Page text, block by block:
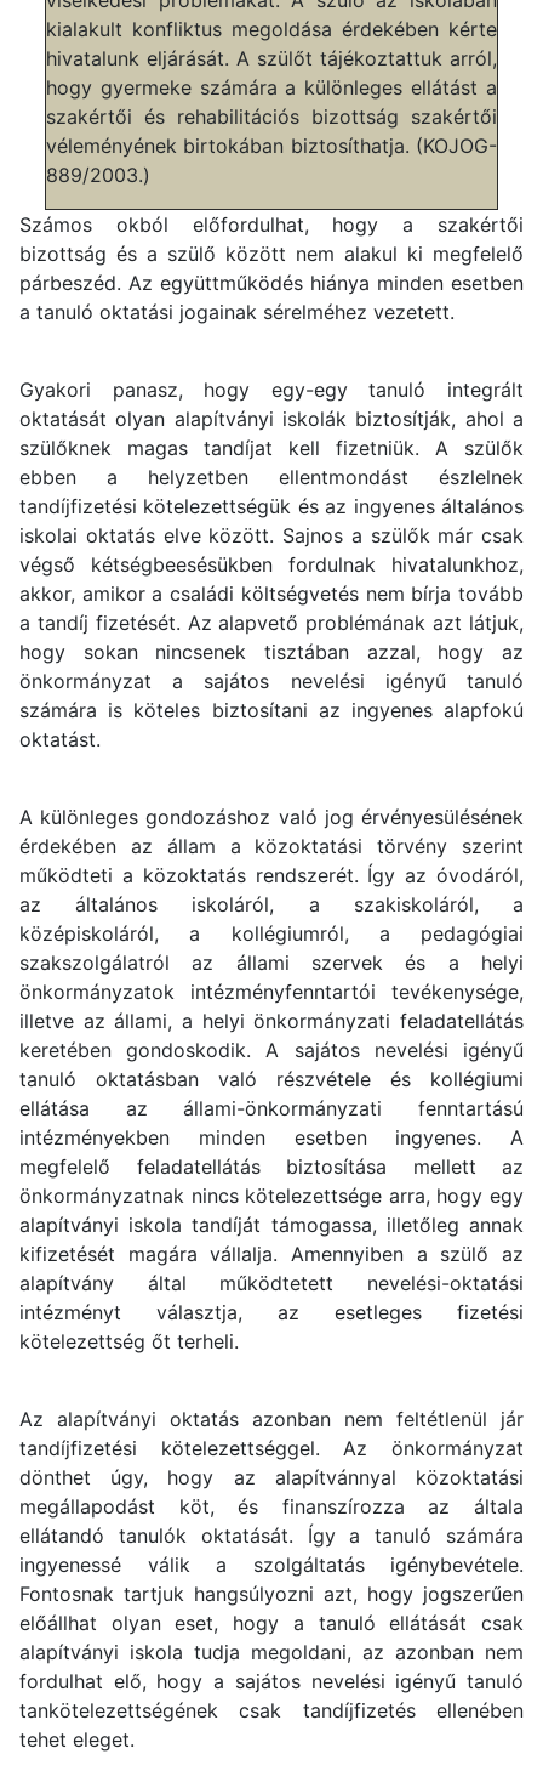
kialakult konfliktus megoldása érdekében kérte
hivatalunk eljárását. A szülőt tájékoztattuk arról,
hogy gyermeke számára a különleges ellátást a
szakértői és rehabilitációs bizottság szakértői
véleményének birtokában biztosíthatja. (KOJOG-
889/2003.)
Számos okból előfordulhat, hogy a szakértői
bizottság és a szülő között nem alakul ki megfelelő
párbeszéd. Az együttműködés hiánya minden esetben
a tanuló oktatási jogainak sérelméhez vezetett.
Gyakori panasz, hogy egy-egy tanuló integrált
oktatását olyan alapítványi iskolák biztosítják, ahol a
szülőknek magas tandíjat kell fizetniük. A szülők
ebben a helyzetben ellentmondást észlelnek
tandíjfizetési kötelezettségük és az ingyenes általános
iskolai oktatás elve között. Sajnos a szülők már csak
végső kétségbeesésükben fordulnak hivatalunkhoz,
akkor, amikor a családi költségvetés nem bírja tovább
a tandíj fizetését. Az alapvető problémának azt látjuk,
hogy sokan nincsenek tisztában azzal, hogy az
önkormányzat a sajátos nevelési igényű tanuló
számára is köteles biztosítani az ingyenes alapfokú
oktatást.
A különleges gondozáshoz való jog érvényesülésének
érdekében az állam a közoktatási törvény szerint
működteti a közoktatás rendszerét. Így az óvodáról,
az általános iskoláról, a szakiskoláról, a
középiskoláról, a kollégiumról, a pedagógiai
szakszolgálatról az állami szervek és a helyi
önkormányzatok intézményfenntartói tevékenysége,
illetve az állami, a helyi önkormányzati feladatellátás
keretében gondoskodik. A sajátos nevelési igényű
tanuló oktatásban való részvétele és kollégiumi
ellátása az állami-önkormányzati fenntartású
intézményekben minden esetben ingyenes. A
megfelelő feladatellátás biztosítása mellett az
önkormányzatnak nincs kötelezettsége arra, hogy egy
alapítványi iskola tandíját támogassa, illetőleg annak
kifizetését magára vállalja. Amennyiben a szülő az
alapítvány által működtetett nevelési-oktatási
intézményt választja, az esetleges fizetési
kötelezettség őt terheli.
Az alapítványi oktatás azonban nem feltétlenül jár
tandíjfizetési kötelezettséggel. Az önkormányzat
dönthet úgy, hogy az alapítvánnyal közoktatási
megállapodást köt, és finanszírozza az általa
ellátandó tanulók oktatását. Így a tanuló számára
ingyenessé válik a szolgáltatás igénybevétele.
Fontosnak tartjuk hangsúlyozni azt, hogy jogszerűen
előállhat olyan eset, hogy a tanuló ellátását csak
alapítványi iskola tudja megoldani, az azonban nem
fordulhat elő, hogy a sajátos nevelési igényű tanuló
tankötelezettségének csak tandíjfizetés ellenében
tehet eleget.